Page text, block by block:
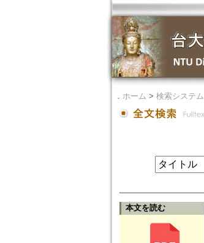
． ホーム > 検索システム
本文を読む